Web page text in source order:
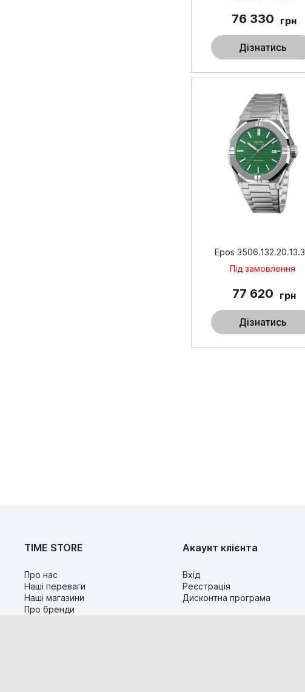
76 330 грн
Дізнатись
Epos
Під замовлення
77 620 грн
Дізнатись
TIME STORE
Про нас
Наші переваги
Наші магазини
Про бренди
Акаунт клієнта
Вхід
Реєстрація
Дисконтна програма